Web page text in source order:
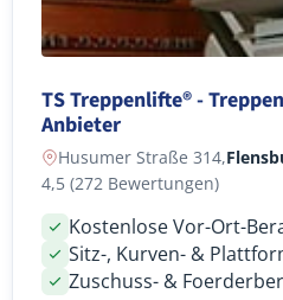
TS Treppenlifte® -
Anbieter
Husumer Straße 314,
4,5 (272 Bewertungen)
Kostenlose Vor-Ort-
Sitz-, Kurven- &
Zuschuss- &